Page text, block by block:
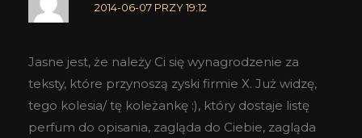
2014-06-07 PRZY 19:12
Jasne jest, że należy Ci się wynagrodzenie za
teksty, które przynoszą zyski firmie X. Już widzę,
tego kolesia/ tę koleżankę :), który dostaje listę
perfum do opisania, zagląda do Ciebie, zagląda